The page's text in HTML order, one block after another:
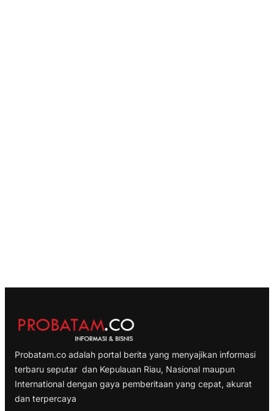
Probatam.co adalah portal berita yang menyajikan informasi
terbaru seputar dan Kepulauan Riau, Nasional maupun
International dengan gaya pemberitaan yang cepat, akurat
dan terpercaya